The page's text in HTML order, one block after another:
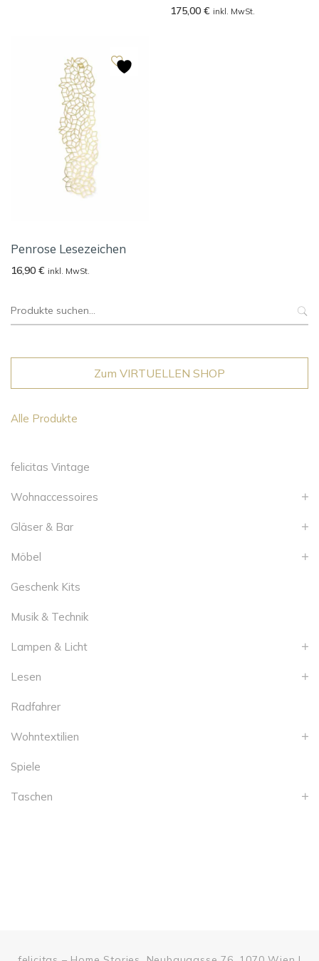
175,00 € inkl. MwSt.
Penrose Lesezeichen
16,90 € inkl. MwSt.
Suche
Zum VIRTUELLEN SHOP
Alle Produkte
felicitas Vintage
Wohnaccessoires
Gläser & Bar
Möbel
Geschenk Kits
Musik & Technik
Lampen & Licht
Lesen
Radfahrer
Wohntextilien
Spiele
Taschen